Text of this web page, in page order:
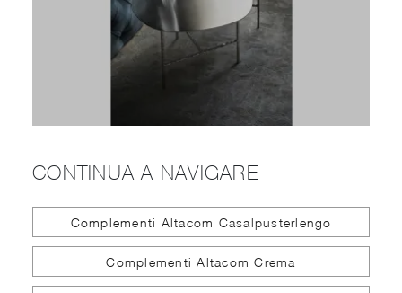
CONTINUA A NAVIGARE
Complementi Altacom Casalpusterlengo
Complementi Altacom Crema